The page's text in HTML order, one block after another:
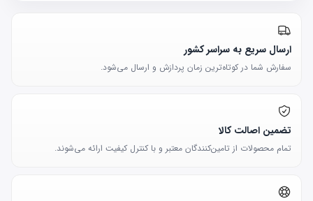
ارسال سریع به سراسر کشور
سفارش شما در کوتاه‌ترین زمان پردازش و ارسال می‌شود.
تضمین اصالت کالا
تمام محصولات از تامین‌کنندگان معتبر و با کنترل کیفیت ارائه می‌شوند.